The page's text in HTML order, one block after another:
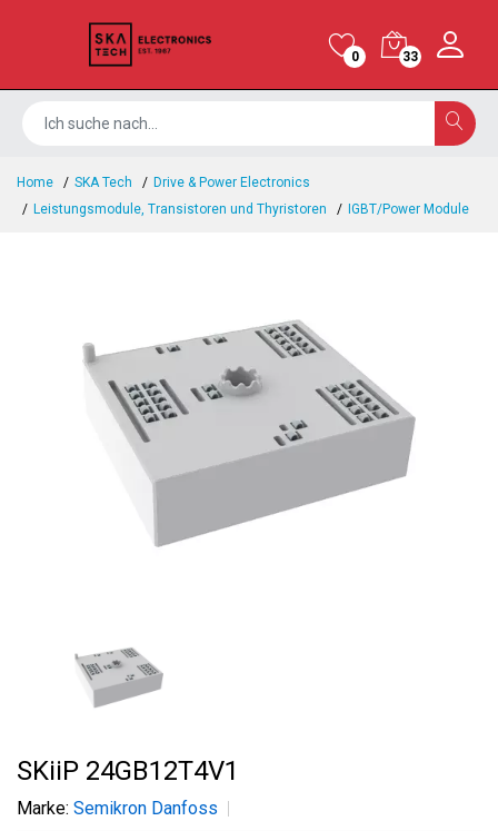
0 33
Home SKA Tech
Drive & Power Electronics
Leistungsmodule, Transistoren und Thyristoren
IGBT/Power Module
SKiiP 24GB12T4V1
Marke: Semikron Danfoss